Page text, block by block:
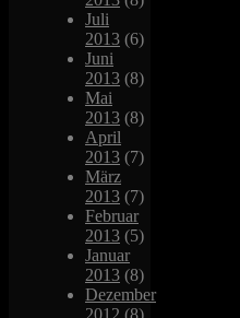
Juli
2013 (6)
Juni
2013 (8)
Mai
2013 (8)
April
2013 (7)
März
2013 (7)
Februar
2013 (5)
Januar
2013 (8)
Dezember
2012 (8)